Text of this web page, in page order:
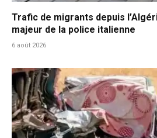
Trafic de migrants depuis
majeur de la police italienne
6 août 2026